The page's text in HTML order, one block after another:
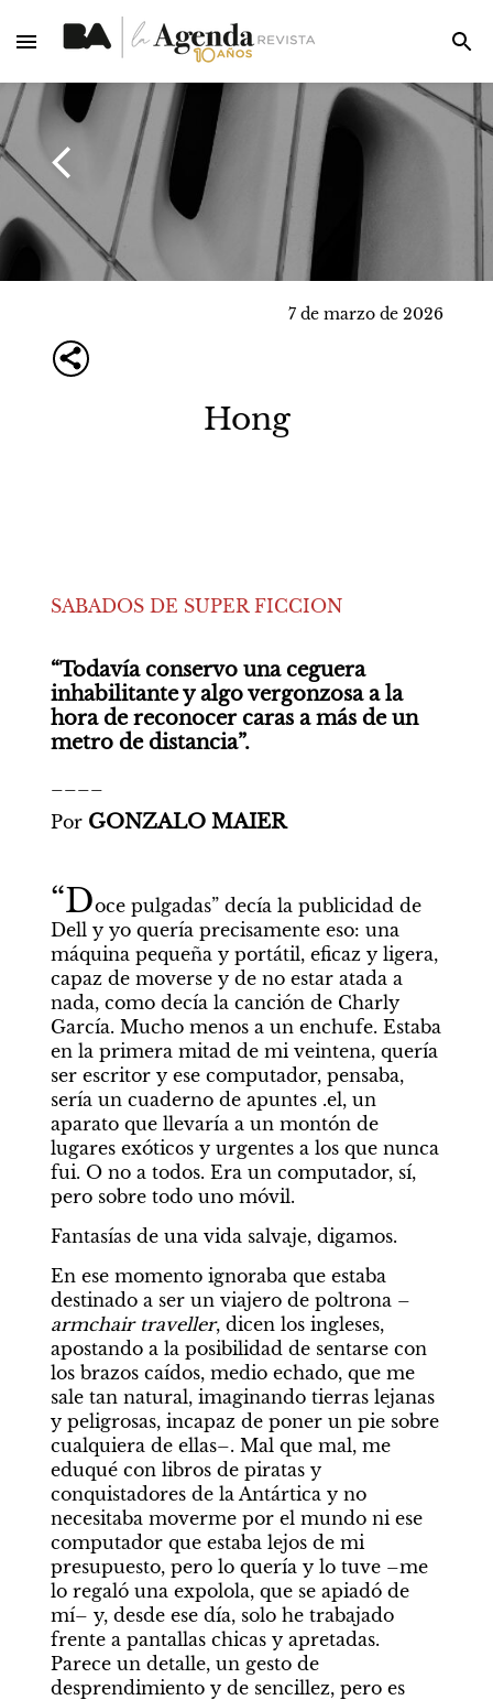
7 de marzo de 2026
Hong
SABADOS DE SUPER FICCION
“Todavía conservo una ceguera
inhabilitante y algo vergonzosa a la
hora de reconocer caras a más de un
metro de distancia”.
Por GONZALO MAIER
“Doce pulgadas” decía la publicidad de
Dell y yo quería precisamente eso: una
máquina pequeña y portátil, eficaz y ligera,
capaz de moverse y de no estar atada a
nada, como decía la canción de Charly
García. Mucho menos a un enchufe. Estaba
en la primera mitad de mi veintena, quería
ser escritor y ese computador, pensaba,
sería un cuaderno de apuntes .el, un
aparato que llevaría a un montón de
lugares exóticos y urgentes a los que nunca
fui. O no a todos. Era un computador, sí,
pero sobre todo uno móvil.
Fantasías de una vida salvaje, digamos.
En ese momento ignoraba que estaba
destinado a ser un viajero de poltrona –
armchair traveller, dicen los ingleses,
apostando a la posibilidad de sentarse con
los brazos caídos, medio echado, que me
sale tan natural, imaginando tierras lejanas
y peligrosas, incapaz de poner un pie sobre
cualquiera de ellas–. Mal que mal, me
eduqué con libros de piratas y
conquistadores de la Antártica y no
necesitaba moverme por el mundo ni ese
computador que estaba lejos de mi
presupuesto, pero lo quería y lo tuve –me
lo regaló una expolola, que se apiadó de
mí– y, desde ese día, solo he trabajado
frente a pantallas chicas y apretadas.
Parece un detalle, un gesto de
desprendimiento y de sencillez, pero es